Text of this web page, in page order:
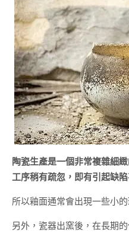
陶瓷生產是一個非常複雜細
工序稍有疏忽，即有引起缺
所以釉面通常會出現一些小
另外，瓷器出窯後，在長期